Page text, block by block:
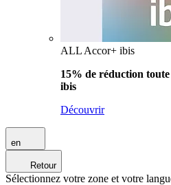
ALL Accor+ ibis
15% de réduction
ibis
Découvrir
en
Retour
Sélectionnez votre zone et votre